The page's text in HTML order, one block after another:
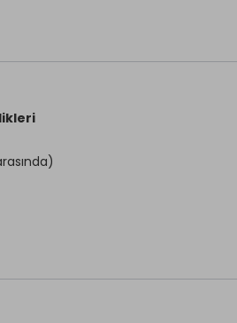
Şemsiye